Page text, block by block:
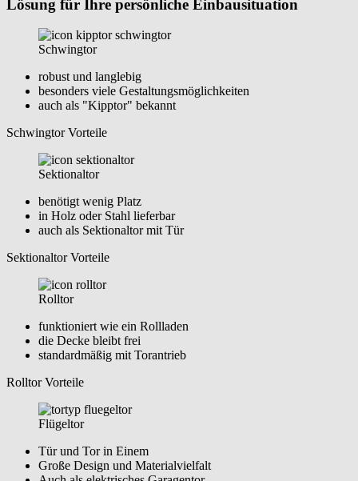
Lösung für Ihre persönliche Einbausituation
Schwingtor
robust und langlebig
besonders viele Gestaltungsmöglichkeiten
auch als "Kipptor" bekannt
Schwingtor Vorteile
Sektionaltor
benötigt wenig Platz
in Holz oder Stahl lieferbar
auch als Sektionaltor mit Tür
Sektionaltor Vorteile
Rolltor
funktioniert wie ein Rollladen
die Decke bleibt frei
standardmäßig mit Torantrieb
Rolltor Vorteile
Flügeltor
Tür und Tor in Einem
Große Design und Materialvielfalt